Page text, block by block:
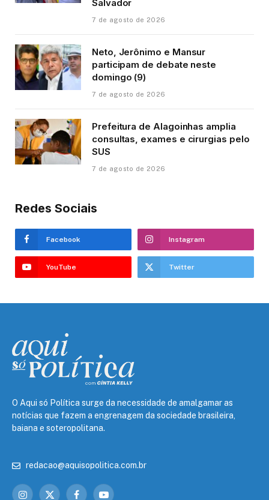
Salvador
7 de agosto de 2026
Neto, Jerônimo e Mansur
participam de debate neste
domingo (9)
7 de agosto de 2026
Prefeitura de Alagoinhas amplia
consultas, exames e cirurgias pelo
SUS
7 de agosto de 2026
Redes Sociais
Facebook Instagram
YouTube Twitter
O Aqui só Política surge da necessidade de amalgamar as
notícias que fazem a engrenagem da sociedade brasileira,
baiana e soteropolitana.
redacao@aquisopolitica.com.br